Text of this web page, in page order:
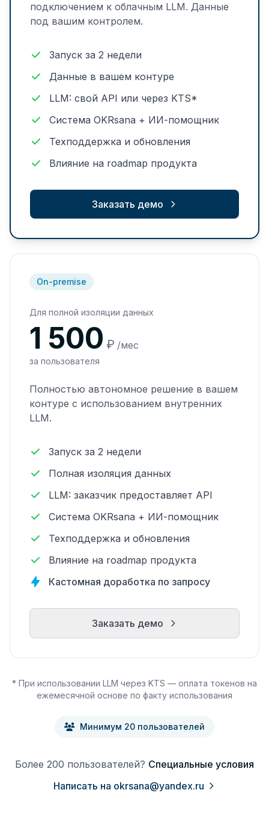
подключением к облачным LLM. Данные
под вашим контролем.
Запуск за 2 недели
Данные в вашем контуре
LLM: свой API или через KTS*
Система OKRsana + ИИ-помощник
Техподдержка и обновления
Влияние на roadmap продукта
Заказать демо
On-premise
Для полной изоляции данных
1 500 ₽ /мес
за пользователя
Полностью автономное решение в вашем
контуре с использованием внутренних
LLM.
Запуск за 2 недели
Полная изоляция данных
LLM: заказчик предоставляет API
Система OKRsana + ИИ-помощник
Техподдержка и обновления
Влияние на roadmap продукта
Кастомная доработка по запросу
Заказать демо
* При использовании LLM через KTS — оплата токенов на
ежемесячной основе по факту использования
Минимум 20 пользователей
Более 200 пользователей? Специальные условия
Написать на okrsana@yandex.ru